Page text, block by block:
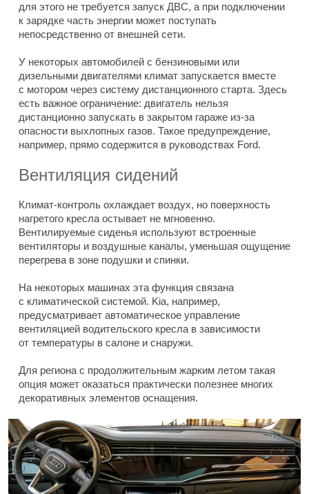
для этого не требуется запуск ДВС, а при подключении
к зарядке часть энергии может поступать
непосредственно от внешней сети.
У некоторых автомобилей с бензиновыми или
дизельными двигателями климат запускается вместе
с мотором через систему дистанционного старта. Здесь
есть важное ограничение: двигатель нельзя
дистанционно запускать в закрытом гараже из-за
опасности выхлопных газов. Такое предупреждение,
например, прямо содержится в руководствах Ford.
Вентиляция сидений
Климат-контроль охлаждает воздух, но поверхность
нагретого кресла остывает не мгновенно.
Вентилируемые сиденья используют встроенные
вентиляторы и воздушные каналы, уменьшая ощущение
перегрева в зоне подушки и спинки.
На некоторых машинах эта функция связана
с климатической системой. Kia, например,
предусматривает автоматическое управление
вентиляцией водительского кресла в зависимости
от температуры в салоне и снаружи.
Для региона с продолжительным жарким летом такая
опция может оказаться практически полезнее многих
декоративных элементов оснащения.